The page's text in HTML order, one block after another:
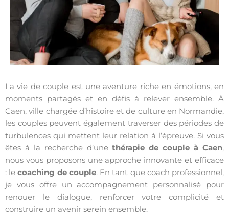
La vie de couple est une aventure riche en émotions, en
moments partagés et en défis à relever ensemble. À
Caen, ville chargée d’histoire et de culture en Normandie,
les couples peuvent également traverser des périodes de
turbulences qui mettent leur relation à l’épreuve. Si vous
êtes à la recherche d’unethérapie de couple à Caen,
nous vous proposons une approche innovante et efficace
: lecoaching de couple. En tant que coach professionnel,
je vous offre un accompagnement personnalisé pour
renouer le dialogue, renforcer votre complicité et
construire un avenir serein ensemble.